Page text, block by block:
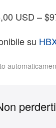
USD –
su